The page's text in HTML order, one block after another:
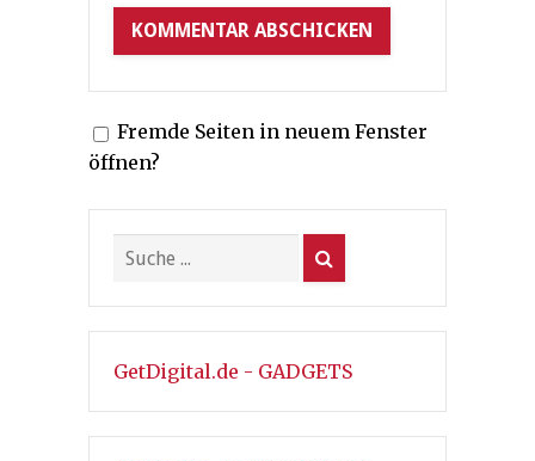
Fremde Seiten in neuem Fenster
öffnen?
GetDigital.de - GADGETS